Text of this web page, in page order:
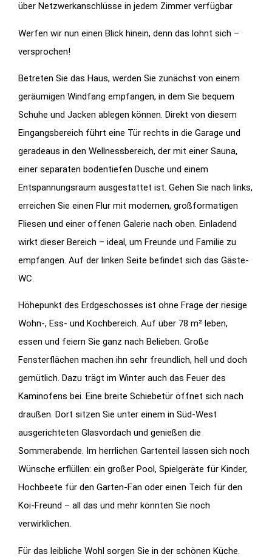
über Netzwerkanschlüsse in jedem Zimmer verfügbar
Werfen wir nun einen Blick hinein, denn das lohnt sich –
versprochen!
Betreten Sie das Haus, werden Sie zunächst von einem
geräumigen Windfang empfangen, in dem Sie bequem
Schuhe und Jacken ablegen können. Direkt von diesem
Eingangsbereich führt eine Tür rechts in die Garage und
geradeaus in den Wellnessbereich, der mit einer Sauna,
einer separaten bodentiefen Dusche und einem
Entspannungsraum ausgestattet ist. Gehen Sie nach links,
erreichen Sie einen Flur mit modernen, großformatigen
Fliesen und einer offenen Galerie nach oben. Einladend
wirkt dieser Bereich – ideal, um Freunde und Familie zu
empfangen. Auf der linken Seite befindet sich das Gäste-
WC.
Höhepunkt des Erdgeschosses ist ohne Frage der riesige
Wohn-, Ess- und Kochbereich. Auf über 78 m² leben,
essen und feiern Sie ganz nach Belieben. Große
Fensterflächen machen ihn sehr freundlich, hell und doch
gemütlich. Dazu trägt im Winter auch das Feuer des
Kaminofens bei. Eine breite Schiebetür öffnet sich nach
draußen. Dort sitzen Sie unter einem in Süd-West
ausgerichteten Glasvordach und genießen die
Sommerabende. Im herrlichen Gartenteil lassen sich noch
Wünsche erflüllen: ein großer Pool, Spielgeräte für Kinder,
Hochbeete für den Garten-Fan oder einen Teich für den
Koi-Freund – all das und mehr könnten Sie noch
verwirklichen.
Für das leibliche Wohl sorgen Sie in der schönen Küche.